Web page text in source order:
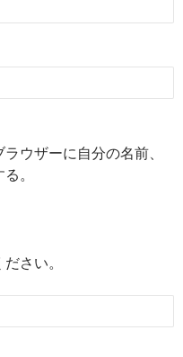
ウザーに自分の名前、
。
さい。